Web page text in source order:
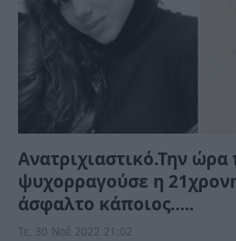
Ανατριχιαστικό.Την ώρα
ψυχορραγούσε η
άσφαλτο κάποιος…..
Τε, 30 Νοέ 2022 21:02